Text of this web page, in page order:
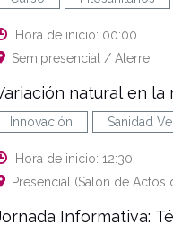
Hora de inicio: 00:00
Semipresencial / Alerre
natural en la
Innovación Sanidad
Hora de inicio: 12:30
Presencial (Salón de Actos
Informativa: